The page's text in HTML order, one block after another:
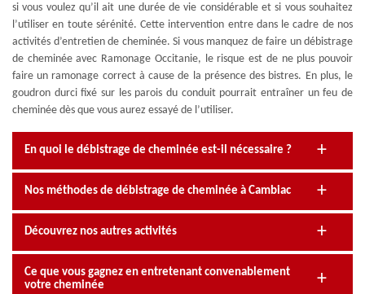
si vous voulez qu’il ait une durée de vie considérable et si vous souhaitez
l’utiliser en toute sérénité. Cette intervention entre dans le cadre de nos
activités d’entretien de cheminée. Si vous manquez de faire un débistrage
de cheminée avec Ramonage Occitanie, le risque est de ne plus pouvoir
faire un ramonage correct à cause de la présence des bistres. En plus, le
goudron durci fixé sur les parois du conduit pourrait entraîner un feu de
cheminée dès que vous aurez essayé de l’utiliser.
En quoi le débistrage de cheminée est-il nécessaire ?
Nos méthodes de débistrage de cheminée à Cambiac
Découvrez nos autres activités
Ce que vous gagnez en entretenant convenablement
votre cheminée